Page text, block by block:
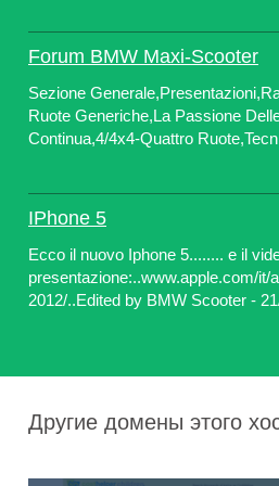
Forum BMW Maxi-Scooter
Sezione
Ruote Generiche,La Passione
Continua,4/4x4-Quattro
IPhone 5
Ecco il nuovo Iphone 5........ e il
presentazione:..www.apple.com/it/
2012/..Edited by BMW Scooter -
Другие домены этого